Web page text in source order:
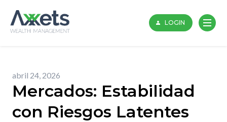
content
LOGIN
abril 24, 2026
Mercados: Estabilidad
con Riesgos Latentes